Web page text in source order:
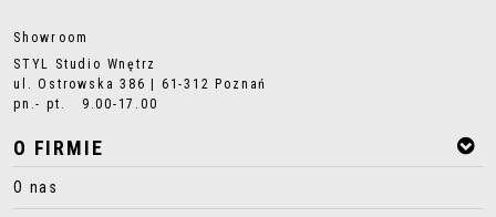
Showroom
STYL Studio Wnętrz
ul. Ostrowska 386 | 61-312 Poznań
pn.- pt. 9.00-17.00
O FIRMIE
O nas